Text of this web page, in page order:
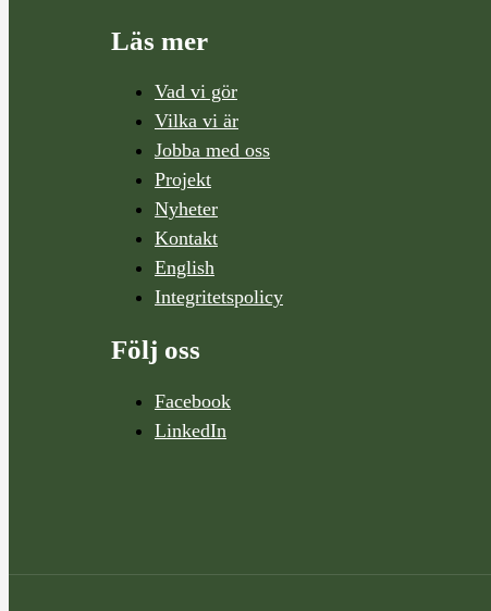
Läs mer
Vad vi gör
Vilka vi är
Jobba med oss
Projekt
Nyheter
Kontakt
English
Integritetspolicy
Följ oss
Facebook
LinkedIn